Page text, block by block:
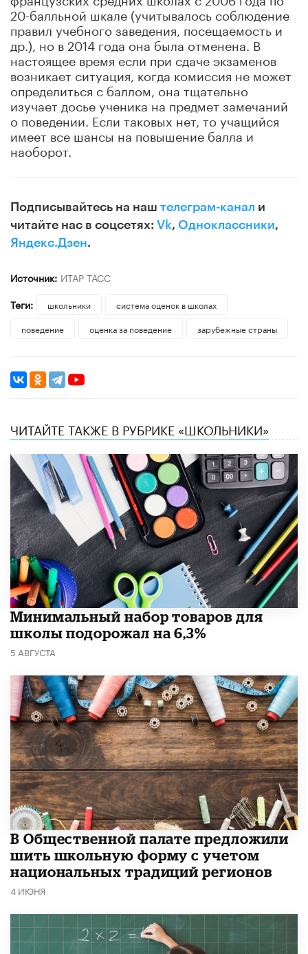
20-балльной шкале (учитывалось соблюдение
правил учебного заведения, посещаемость и
др.), но в 2014 года она была отменена. В
настоящее время если при сдаче экзаменов
возникает ситуация, когда комиссия не может
определиться с баллом, она тщательно
изучает досье ученика на предмет замечаний
о поведении. Если таковых нет, то учащийся
имеет все шансы на повышение балла и
наоборот.
Подписывайтесь на наш телеграм-канал и
читайте нас в соцсетях: Vk, Одноклассники,
Яндекс.Дзен.
Источник: ИТАР ТАСС
Теги:
школьники
система оценок в школах
поведение
оценка за поведение зарубежные страны
ЧИТАЙТЕ ТАКЖЕ В РУБРИКЕ «ШКОЛЬНИКИ»
Минимальный набор товаров для
школы подорожал на 6,3%
5 АВГУСТА
В Общественной палате предложили
шить школьную форму с учетом
национальных традиций регионов
4 ИЮНЯ